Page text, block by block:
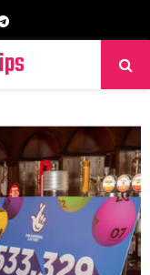
Telegram